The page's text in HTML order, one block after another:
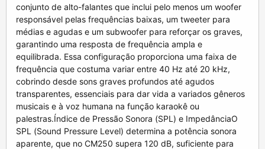
conjunto de alto-falantes que inclui pelo menos um woofer
responsável pelas frequências baixas, um tweeter para
médias e agudas e um subwoofer para reforçar os graves,
garantindo uma resposta de frequência ampla e
equilibrada. Essa configuração proporciona uma faixa de
frequência que costuma variar entre 40 Hz até 20 kHz,
cobrindo desde sons graves profundos até agudos
transparentes, essenciais para dar vida a variados gêneros
musicais e à voz humana na função karaokê ou
palestras.Índice de Pressão Sonora (SPL) e ImpedânciaO
SPL (Sound Pressure Level) determina a potência sonora
aparente, que no CM250 supera 120 dB, suficiente para